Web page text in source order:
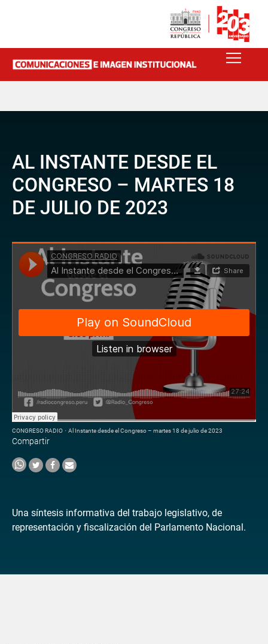
AL INSTANTE DESDE EL
CONGRESO – MARTES 18
DE JULIO DE 2023
CONGRESO RADIO · Al Instante desde el Congreso – martes 18 de julio de 2023
Compartir
Una síntesis informativa del trabajo legislativo, de
representación y fiscalización del Parlamento Nacional.